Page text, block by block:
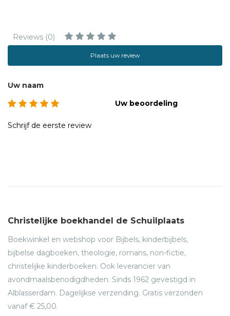
Reviews (0)
Plaats uw review
Uw naam
Uw beoordeling
Schrijf de eerste review
Christelijke boekhandel de Schuilplaats
Boekwinkel en webshop voor Bijbels, kinderbijbels,
bijbelse dagboeken, theologie, romans, non-fictie,
christelijke kinderboeken. Ook leverancier van
avondmaalsbenodigdheden. Sinds 1962 gevestigd in
Alblasserdam. Dagelijkse verzending. Gratis verzonden
vanaf € 25,00.